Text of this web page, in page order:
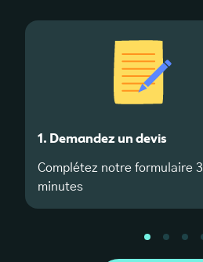
1. Demandez un devis
Complétez notre formulaire 3
minutes